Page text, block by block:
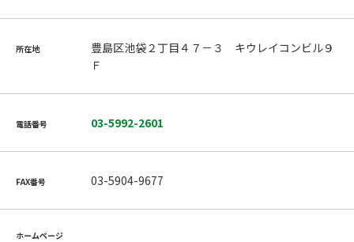
所在地
豊島区池袋２丁目４７－３ キウレイコンビル９
Ｆ
電話番号 03-5992-2601
FAX番号 03-5904-9677
ホームページ